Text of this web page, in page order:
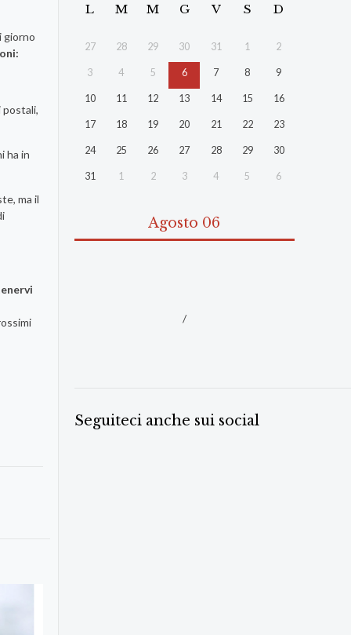
giorno
postali,
ha in
ma il
L M M G V S D
27 28 29 30 31 1 2
3 4 5 6 7 8 9
10 11 12 13 14 15 16
17 18 19 20 21 22 23
24 25 26 27 28 29 30
31 1 2 3 4 5 6
Agosto 06
/
Seguiteci anche sui social